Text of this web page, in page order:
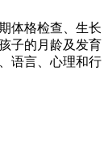
体格检查、生长
子的月龄及发育
语言、心理和行